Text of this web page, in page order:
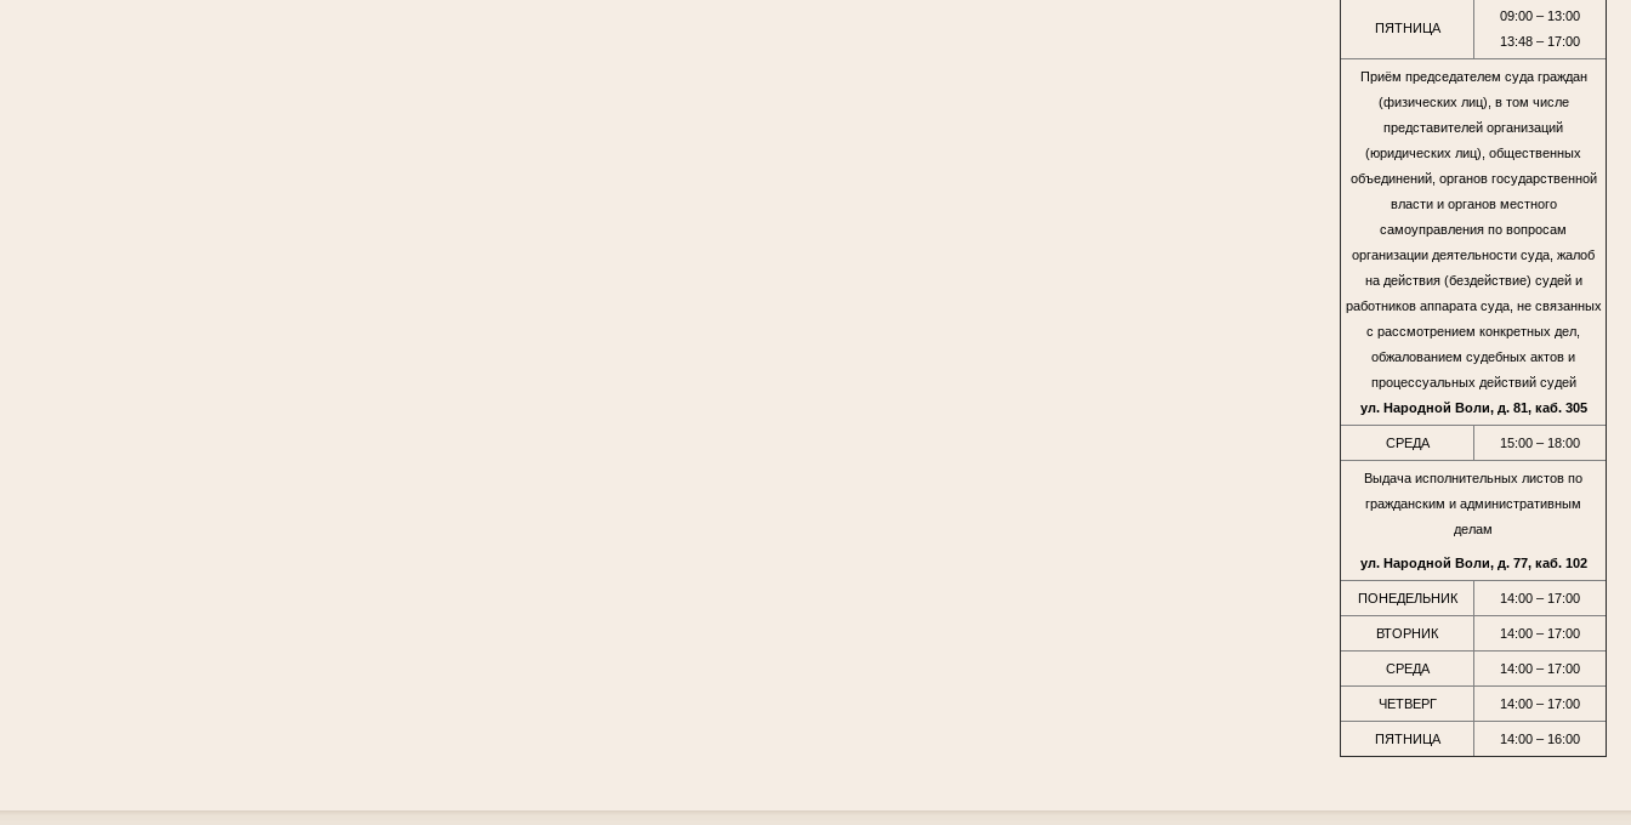
ПЯТНИЦА
09:00 – 13:00
13:48 – 17:00
Приём председателем суда граждан
(физических лиц), в том числе
представителей организаций
(юридических лиц), общественных
объединений, органов государственной
власти и органов местного
самоуправления по вопросам
организации деятельности суда, жалоб
на действия (бездействие) судей и
работников аппарата суда, не связанных
с рассмотрением конкретных дел,
обжалованием судебных актов и
процессуальных действий судей
ул. Народной Воли, д. 81, каб. 305
СРЕДА 15:00 – 18:00
Выдача исполнительных листов по
гражданским и административным
делам
ул. Народной Воли, д. 77, каб. 102
ПОНЕДЕЛЬНИК 14:00 – 17:00
ВТОРНИК 14:00 – 17:00
СРЕДА 14:00 – 17:00
ЧЕТВЕРГ 14:00 – 17:00
ПЯТНИЦА 14:00 – 16:00